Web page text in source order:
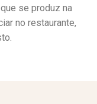
se produz na
no restaurante,